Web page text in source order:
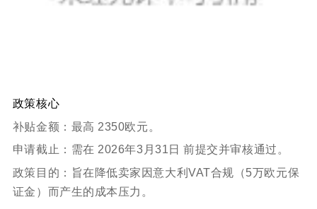
政策核心
补贴金额：最高 2350欧元。
申请截止：需在 2026年3月31日 前提交并审核通过。
政策目的：旨在降低卖家因意大利VAT合规（5万欧元保
证金）而产生的成本压力。